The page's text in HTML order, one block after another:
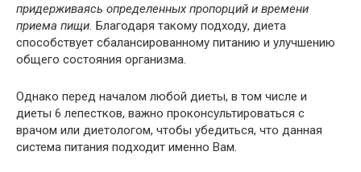
придерживаясь определенных пропорций и времени
приема пищи. Благодаря такому подходу, диета
способствует сбалансированному питанию и улучшению
общего состояния организма.
Однако перед началом любой диеты, в том числе и
диеты 6 лепестков, важно проконсультироваться с
врачом или диетологом, чтобы убедиться, что данная
система питания подходит именно Вам.